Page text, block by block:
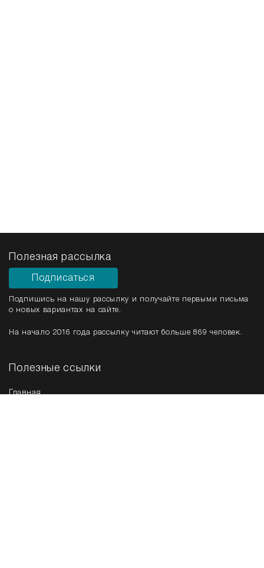
Полезная рассылка
Подписаться
Подпишись на нашу рассылку и получайте первыми письма
о новых вариантах на сайте.
На начало 2016 года рассылку читают больше 869 человек.
Полезные ссылки
Главная